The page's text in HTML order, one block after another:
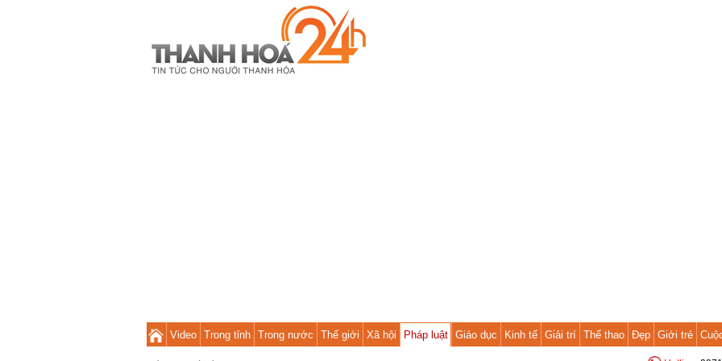
Video Trong tỉnh Trong nước Thế giới Xã hội Pháp luật Giáo dục Kinh tế Giải trí Thể thao Đẹp Giới trẻ